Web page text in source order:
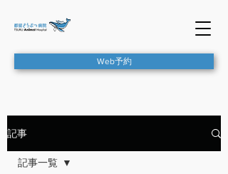
Web予約
記事
記事一覧